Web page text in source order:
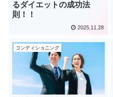
るダイエットの成功法
則！！
2025.11.28
コンディショニング